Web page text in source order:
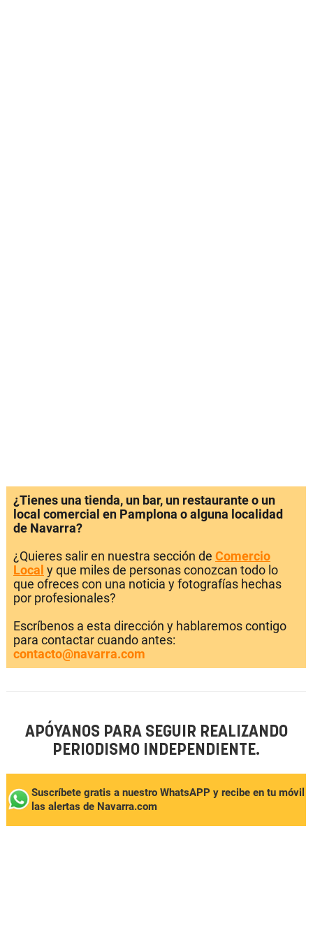
¿Tienes una tienda, un bar, un restaurante o un
local comercial en Pamplona o alguna localidad
de Navarra?
¿Quieres salir en nuestra sección de Comercio
Local y que miles de personas conozcan todo lo
que ofreces con una noticia y fotografías hechas
por profesionales?
Escríbenos a esta dirección y hablaremos contigo
para contactar cuando antes:
contacto@navarra.com
APÓYANOS PARA SEGUIR REALIZANDO
PERIODISMO INDEPENDIENTE.
Suscríbete gratis a nuestro WhatsAPP y recibe en tu móvil
las alertas de Navarra.com